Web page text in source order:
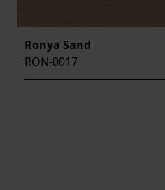
Ronya Sand
RON-0017